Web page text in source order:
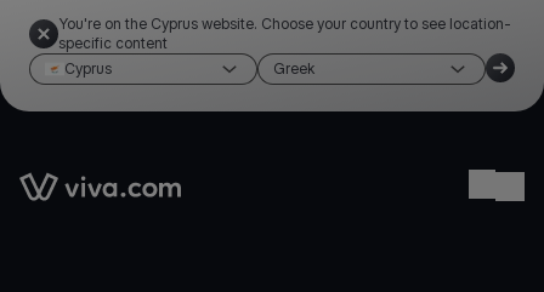
You're on the Cyprus website. Choose your country to see location-
specific content
Cyprus
Greek
Link to the homepage